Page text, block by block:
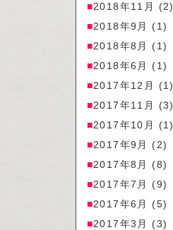
2018年11月
(2)
2018年9月
(1)
2018年8月
(1)
2018年6月
(1)
2017年12月
(1)
2017年11月
(3)
2017年10月
(1)
2017年9月
(2)
2017年8月
(8)
2017年7月
(9)
2017年6月
(5)
2017年3月
(3)